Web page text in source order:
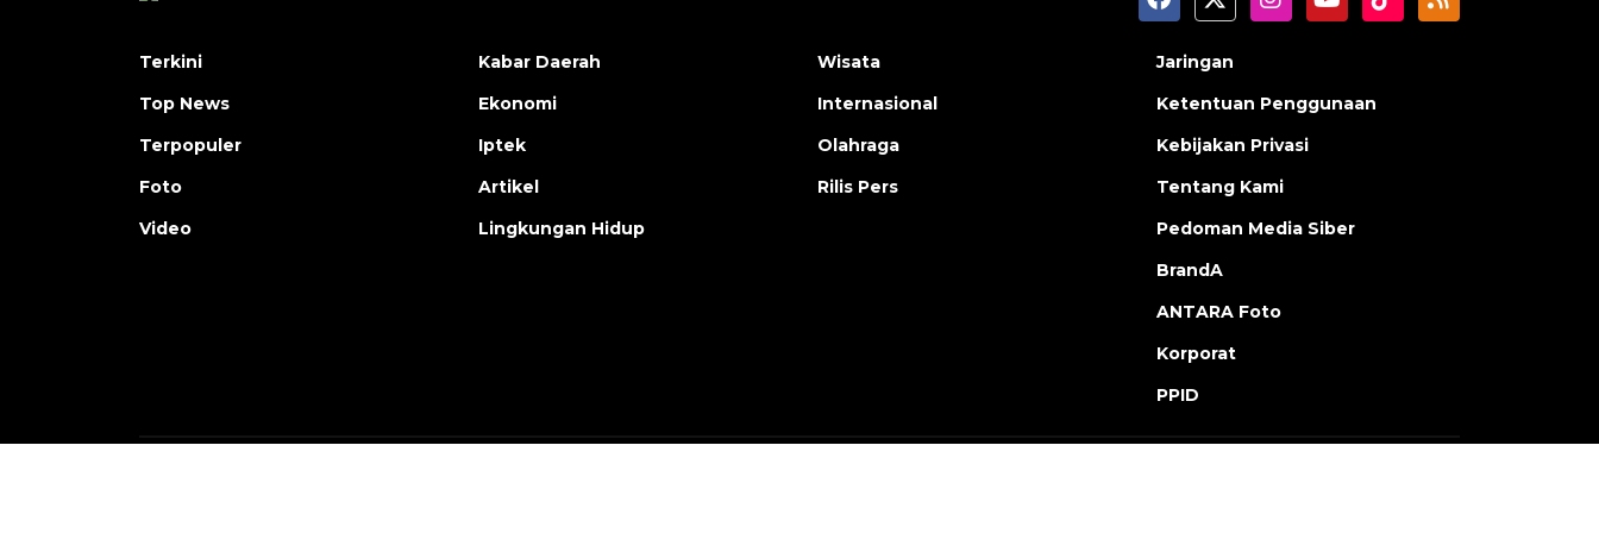
Terkini
Top News
Terpopuler
Foto
Video
Kabar Daerah
Ekonomi
Iptek
Artikel
Lingkungan Hidup
Wisata
Internasional
Olahraga
Rilis Pers
Jaringan
Ketentuan Penggunaan
Kebijakan Privasi
Tentang Kami
Pedoman Media Siber
BrandA
ANTARA Foto
Korporat
PPID